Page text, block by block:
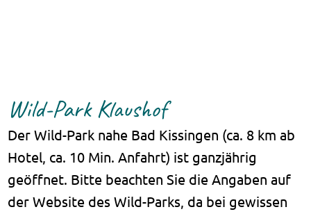
Wild-Park Klaushof
Der Wild-Park nahe Bad Kissingen (ca. 8 km ab
Hotel, ca. 10 Min. Anfahrt) ist ganzjährig
geöffnet. Bitte beachten Sie die Angaben auf
der Website des Wild-Parks, da bei gewissen